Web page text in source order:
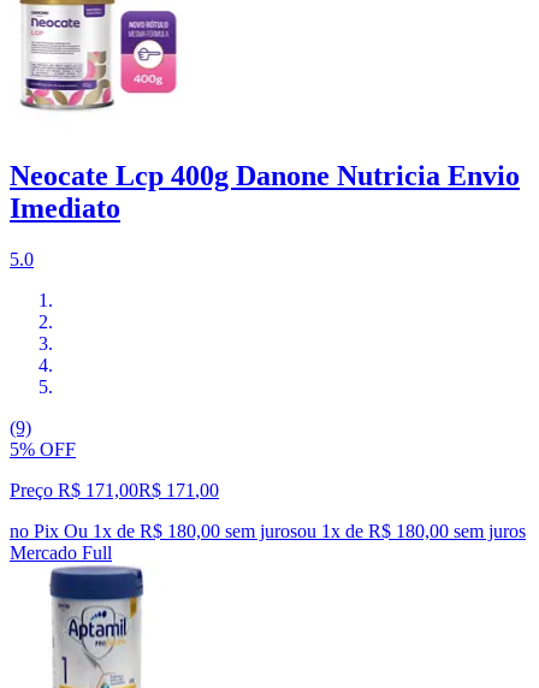
Neocate Lcp 400g Danone Nutricia Envio
Imediato
5.0
(9)
5% OFF
Preço R$ 171,00R$ 171 ,00
no Pix Ou 1x de R$ 180,00 sem jurosou 1x de R$ 180,00 sem juros
Mercado Full